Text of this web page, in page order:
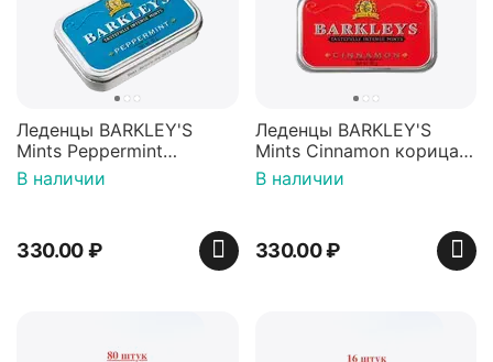
Леденцы BARKLEY'S
Mints Peppermint
перечная мята 50г,
Нидерланды
В наличии
330.00₽
Леденцы BARKLEY'S
Mints Cinnamon корица
50г, Нидерланды
В наличии
330.00₽